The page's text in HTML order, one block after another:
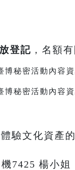
登記 ，名額
驗文化資產的
7425 楊小姐